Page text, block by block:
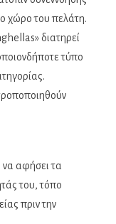
χώρο του πελάτη.
διατηρεί
τύπο
αφήσει τα
του, τόπο
πριν την